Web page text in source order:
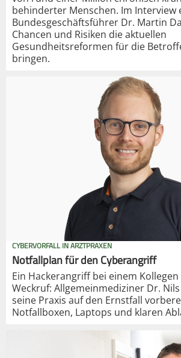
behinderter Menschen. Im Interview
Bundesgeschäftsführer Dr. Martin
Chancen und Risiken die aktuellen
Gesundheitsreformen für die
bringen.
CYBERVORFALL IN ARZTPRAXEN
Notfallplan für den Cyberangriff
Ein Hackerangriff bei einem
Weckruf: Allgemeinmediziner Dr.
seine Praxis auf den Ernstfall
Notfallboxen, Laptops und klaren